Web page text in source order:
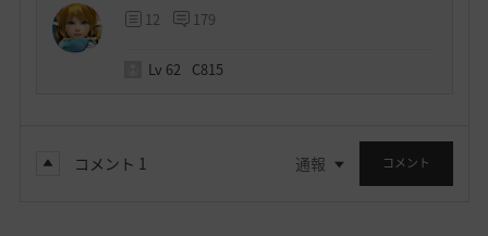
12 179
Lv 62 C815
コメント 1 通報 コメント